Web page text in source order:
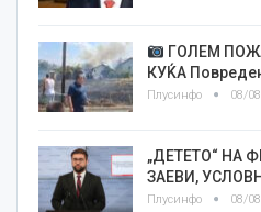
ГОЛЕМ
КУЌА
Плусинфо 08/
„ДЕТЕТО“ НА
ЗАЕВИ,
Плусинфо 08/